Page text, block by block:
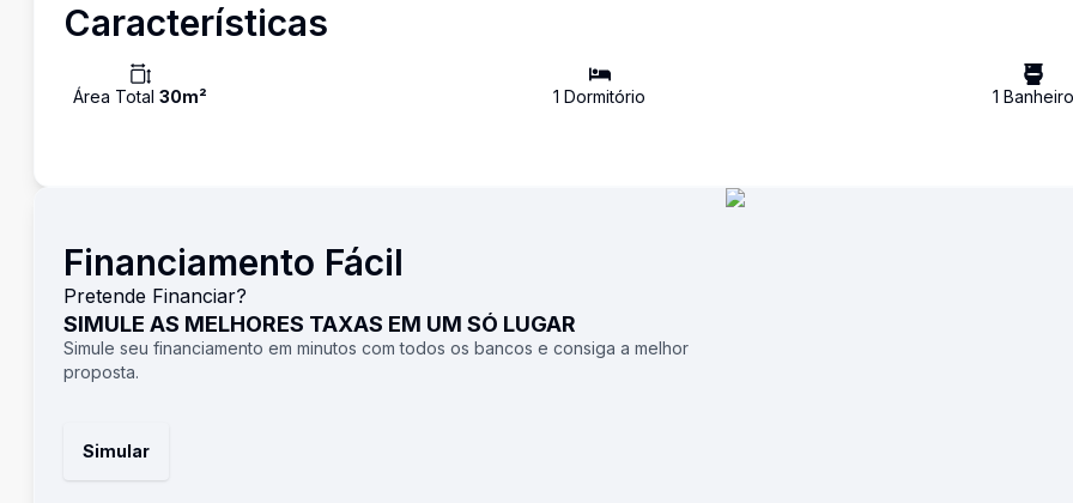
Características
Área Total 30m² 1 Dormitório 1 Banheiro
Financiamento Fácil
Pretende Financiar?
SIMULE AS MELHORES TAXAS EM UM SÓ LUGAR
Simule seu financiamento em minutos com todos os bancos e consiga a melhor
proposta.
Simular